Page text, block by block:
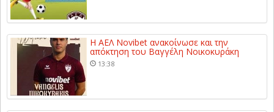
Η ΑΕΛ Novibet ανακοίνωσε και την
απόκτηση του Βαγγέλη Νοικοκυράκη
13:38